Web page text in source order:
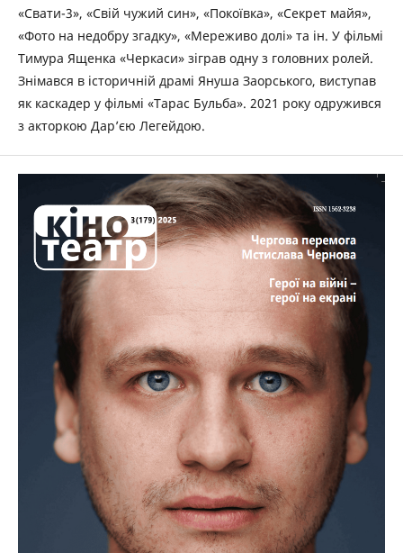
«Свати-3», «Свій чужий син», «Покоївка», «Секрет майя»,
«Фото на недобру згадку», «Мереживо долі» та ін. У фільмі
Тимура Ященка «Черкаси» зіграв одну з головних ролей.
Знімався в історичній драмі Януша Заорського, виступав
як каскадер у фільмі «Тарас Бульба». 2021 року одружився
з акторкою Дар’єю Легейдою.